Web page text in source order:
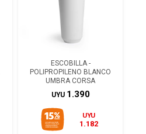
ESCOBILLA -
POLIPROPILENO BLANCO
UMBRA CORSA
UYU 1.390
UYU
1.182